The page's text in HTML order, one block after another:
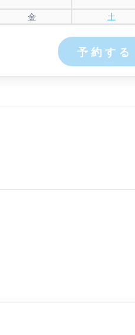
金 土
予約する